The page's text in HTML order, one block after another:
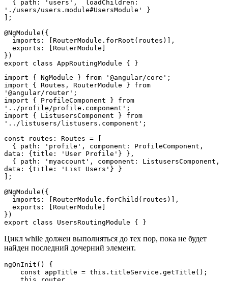
'./users/users.module#UsersModule' }
];
@NgModule({
})
export class AppRoutingModule { }
import { NgModule } from '@angular/core';
import { Routes, RouterModule } from
'@angular/router';
import { ProfileComponent } from
'../profile/profile.component';
import { ListusersComponent } from
'../listusers/listusers.component';
const routes: Routes = [
data: {title: 'User Profile'} },
data: {title: 'List Users'} }
];
@NgModule({
})
export class UsersRoutingModule { }
Цикл while должен выполняться до тех пор, пока не будет
найден последний дочерний элемент.
ngOnInit() {